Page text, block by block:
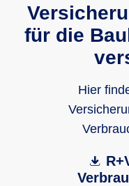
für die
Hier